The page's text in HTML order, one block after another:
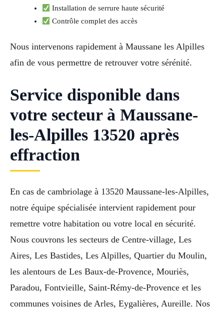
Installation de serrure haute sécurité
Contrôle complet des accès
Nous intervenons rapidement à Maussane les Alpilles
afin de vous permettre de retrouver votre sérénité.
Service disponible dans
votre secteur à Maussane-
les-Alpilles 13520 après
effraction
En cas de cambriolage à 13520 Maussane-les-Alpilles,
notre équipe spécialisée intervient rapidement pour
remettre votre habitation ou votre local en sécurité.
Nous couvrons les secteurs de Centre-village, Les
Aires, Les Bastides, Les Alpilles, Quartier du Moulin,
les alentours de Les Baux-de-Provence, Mouriès,
Paradou, Fontvieille, Saint-Rémy-de-Provence et les
communes voisines de Arles, Eygalières, Aureille. Nos